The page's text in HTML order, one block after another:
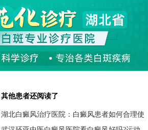
其他患者还阅读了
湖北白癜风治疗医院：白癜风患者如何合理使